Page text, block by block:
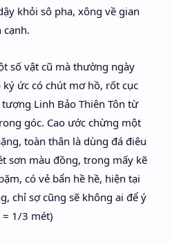
khỏi sô pha, xông về gian
cạnh.
số vật cũ mà thường ngày
ức có chút mơ hồ, rốt cục
Linh Bảo Thiên Tôn từ
góc. Cao ước chừng một
toàn thân là dùng đá điêu
sơn màu đồng, trong mấy kẽ
có vẻ bẩn hề hề, hiện tại
chỉ sợ cũng sẽ không ai để ý
= 1/3 mét)